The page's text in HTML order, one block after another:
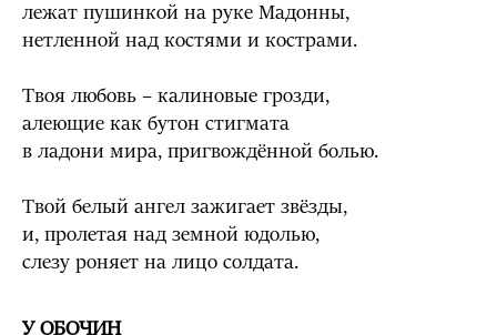
лежат пушинкой на руке Мадонны,
нетленной над костями и кострами.
Твоя любовь – калиновые грозди,
алеющие как бутон стигмата
в ладони мира, пригвождённой болью.
Твой белый ангел зажигает звёзды,
и, пролетая над земной юдолью,
слезу роняет на лицо солдата.
У ОБОЧИН